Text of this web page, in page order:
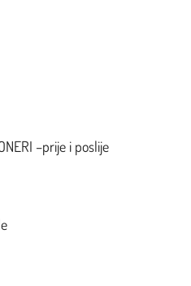
–prije i poslije